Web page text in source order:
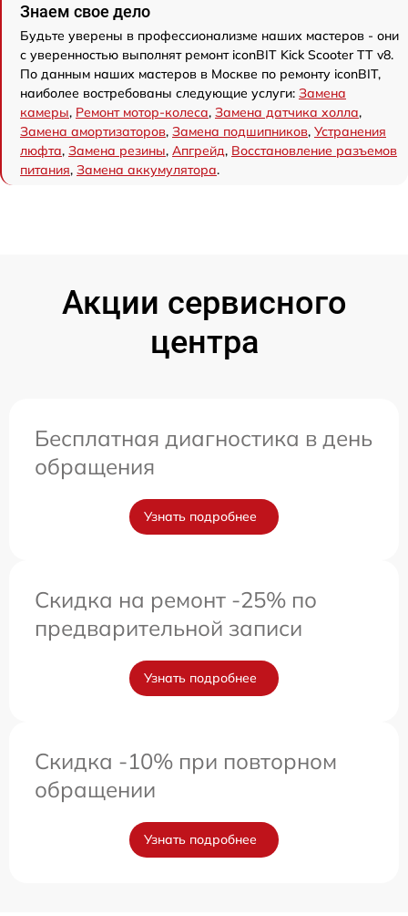
Знаем свое дело
Будьте уверены в профессионализме наших мастеров - они
с уверенностью выполнят ремонт iconBIT Kick Scooter TT v8.
По данным наших мастеров в Москве по ремонту iconBIT,
наиболее востребованы следующие услуги: Замена
камеры, Ремонт мотор-колеса, Замена датчика холла,
Замена амортизаторов, Замена подшипников, Устранения
люфта, Замена резины, Апгрейд, Восстановление разъемов
питания, Замена аккумулятора.
Акции сервисного
центра
Бесплатная диагностика в день
обращения
Узнать подробнее
Скидка на ремонт -25% по
предварительной записи
Узнать подробнее
Скидка -10% при повторном
обращении
Узнать подробнее